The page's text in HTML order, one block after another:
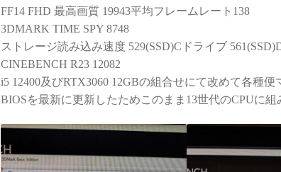
FF14 FHD 最高画質 19943平均フレームレート138
3DMARK TIME SPY 8748
ストレージ読み込み速度 529(SSD)Cドライブ
CINEBENCH R23 12082
i5 12400及びRTX3060 12GBの組合せにて改めて各種
BIOSを最新に更新したためこのまま13世代のCPUに組